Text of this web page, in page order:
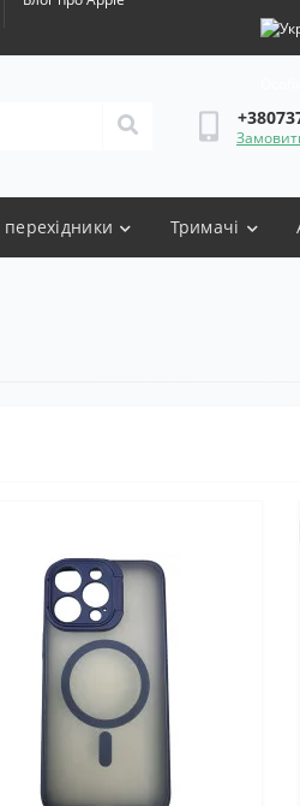
перехідники Тримачі